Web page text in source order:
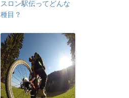
スロン駅伝ってどんな
種目？